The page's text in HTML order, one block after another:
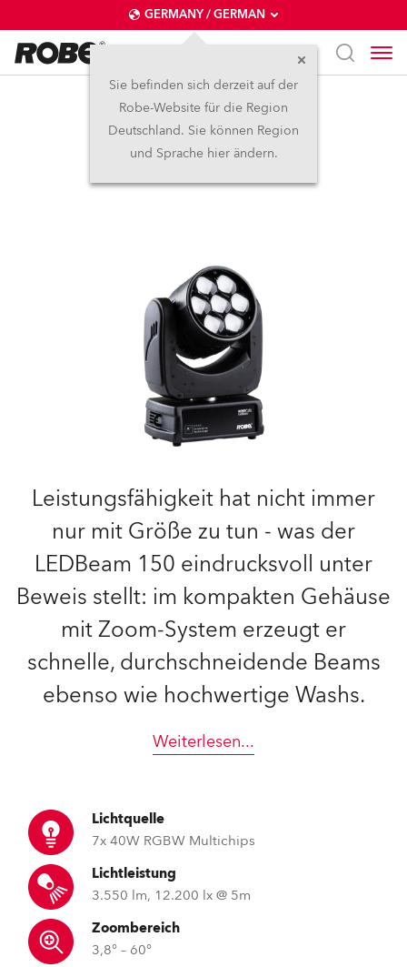
GERMANY / GERMAN
Sie befinden sich derzeit auf der
Robe-Website für die Region
Deutschland. Sie können Region
und Sprache hier ändern.
LEDBeam 150™
Leistungsfähigkeit hat nicht immer
nur mit Größe zu tun - was der
LEDBeam 150 eindrucksvoll unter
Beweis stellt: im kompakten Gehäuse
mit Zoom-System erzeugt er
schnelle, durchschneidende Beams
ebenso wie hochwertige Washs.
Weiterlesen...
Lichtquelle
7x 40W RGBW Multichips
Lichtleistung
3.550 lm, 12.200 lx @ 5m
Zoombereich
3,8° – 60°